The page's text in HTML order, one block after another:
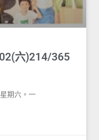
六)214/365
期六。一